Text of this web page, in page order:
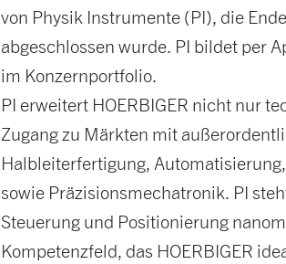
von Physik Instrumente (PI), die
abgeschlossen wurde. PI bildet per
im Konzernportfolio.
PI erweitert HOERBIGER nicht nur
Zugang zu Märkten mit
Halbleiterfertigung,
sowie Präzisionsmechatronik. PI
Steuerung und Positionierung
Kompetenzfeld, das HOERBIGER